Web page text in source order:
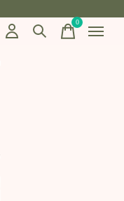
0items